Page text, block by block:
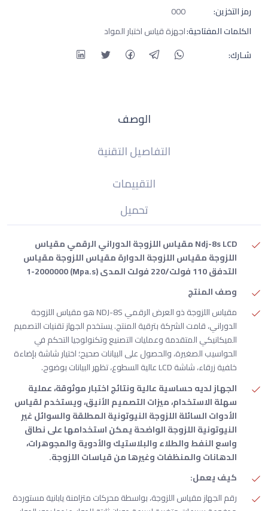
رمز التخزين:
000
الكلمات المفتاحية:اجهزة قياس اختبار المواد
شـارك:
الوصف
التفاصيل التقنية
التقييمات
تحميل
Ndj-8s LCD مقياس اللزوجة الدوراني الرقمي مقياس
اللزوجة مقياس اللزوجة الدوارة مقياس اللزوجة مقياس
التدفق 110 فولت/220 فولت المدى (Mpa.s) 1-2000000
وصف المنتج
مقياس اللزوجة ذو العرض الرقمي NDJ-8S هو مقياس اللزوجة
الدوراني، قامت الشركة بترقية المنتج. يستخدم الجهاز تقنيات التصميم
الميكانيكي المتقدمة وعمليات التصنيع وتكنولوجيا التحكم في
الحواسيب الصغيرة، والحصول على البيانات صحيح؛ اختيار شاشة بإضاءة
خلفية زرقاء، شاشة LCD عالية السطوع، تظهر البيانات بوضوح.
الجهاز لديه حساسية عالية ونتائج اختبار موثوقة، عملية
سهلة الاستخدام، ميزات التصميم الأنيق، ويستخدم لقياس
الأدوات السائلة اللزوجة النيوتونية المطلقة والسوائل غير
النيوتونية اللزوجة الواضحة يمكن استخدامها على نطاق
واسع النفط والطلاء والبلاستيك والأدوية والمجوهرات،
الدهانات والمنظفات وغيرها من قياسات اللزوجة.
كيف يعمل:
رقم الجهاز مقياس اللزوجة، بواسطة محركات متزامنة يابانية مستوردة